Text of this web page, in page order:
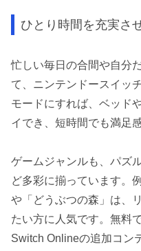
ひとり時間を充実さ
忙しい毎日の合間や自分
て、ニンテンドースイッ
モードにすれば、ベッド
イでき、短時間でも満足
ゲームジャンルも、パズ
ど多彩に揃っています。
や「どうぶつの森」は、
たい方に人気です。無料
Switch Onlineの追加コン